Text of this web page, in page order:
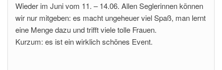
Wieder im Juni vom 11. – 14.06. Allen Seglerinnen können
wir nur mitgeben: es macht ungeheuer viel Spaß, man lernt
eine Menge dazu und trifft viele tolle Frauen.
Kurzum: es ist ein wirklich schönes Event.